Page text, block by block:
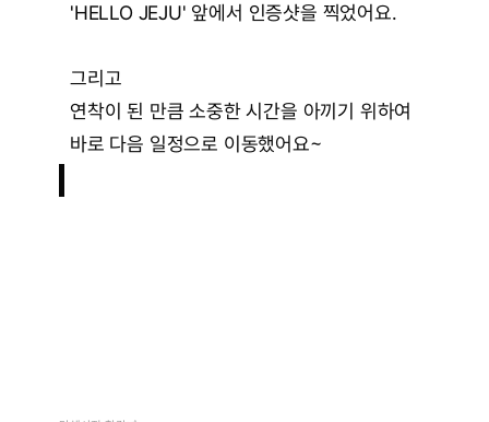
'HELLO JEJU' 앞에서 인증샷을 찍었어요.
그리고
연착이 된 만큼 소중한 시간을 아끼기 위하여
바로 다음 일정으로 이동했어요~